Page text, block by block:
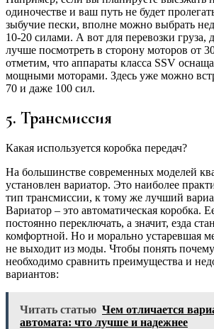
одиночестве и ваш путь не будет
зыбучие пески, вполне можно выбрать
10-20 силами. А вот для перевозки груза,
лучше посмотреть в сторону моторов от
отметим, что аппараты класса SSV
мощными моторами. Здесь уже можно
70 и даже 100 сил.
5. Трансмиссия
Какая используется коробка передач?
На большинстве современных моделей
установлен вариатор. Это наиболее
тип трансмиссии, к тому же лучший
Вариатор – это автоматическая коробка.
постоянно переключать, а значит, езда
комфортной. Но и морально устаревшая
не выходит из моды. Чтобы понять
необходимо сравнить преимущества и
вариантов:
Читать статью Чем отличается
автомата: что лучше и надежнее